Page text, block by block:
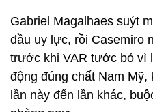
Gabriel Magalhaes suýt
đầu uy lực, rồi Casemiro
trước khi VAR tước bỏ vì
động đúng chất Nam
lần này đến lần khác,